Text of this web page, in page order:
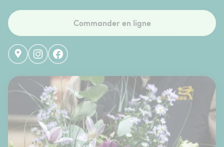
Commander en ligne